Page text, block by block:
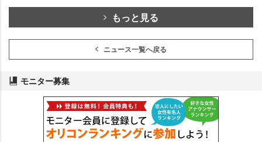
もっと見る
ニュース一覧へ戻る
モニター募集